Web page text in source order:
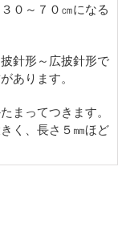
０～７０㎝になる
針形～広披針形で
あります。
まってつきます。
く、長さ５㎜ほど